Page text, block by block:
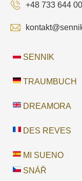
+48 733 644
SENNIK
TRAUMBUCH
DREAMORA
DES REVES
MI SUENO
SNÁŘ